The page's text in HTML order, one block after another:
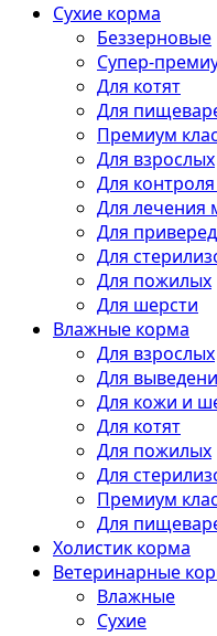
Сухие корма
Беззерновые
Супер-
Для котят
Для
Премиум
Для взрослых
Для контроля
Для лечения
Для
Для
Для пожилых
Для шерсти
Влажные корма
Для взрослых
Для
Для кожи и
Для котят
Для пожилых
Для
Премиум
Для
Холистик корма
Ветеринарные
Влажные
Сухие